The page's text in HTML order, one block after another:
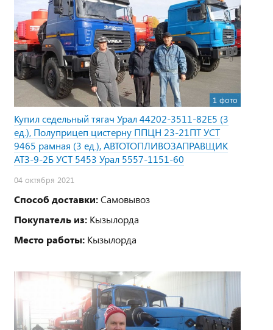
1 фото
Купил седельный тягач Урал 44202-3511-82Е5 (3
ед.), Полуприцеп цистерну ППЦН 23-21ПТ УСТ
9465 рамная (3 ед.), АВТОТОПЛИВОЗАПРАВЩИК
АТЗ-9-2Б УСТ 5453 Урал 5557-1151-60
04 октября 2021
Способ доставки:Самовывоз
Покупатель из: Кызылорда
Место работы: Кызылорда